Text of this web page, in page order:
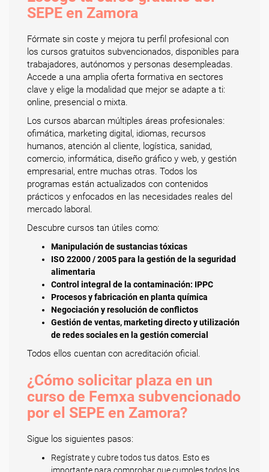
SEPE en Zamora
Fórmate sin coste y mejora tu perfil profesional con
los cursos gratuitos subvencionados, disponibles para
trabajadores, autónomos y personas desempleadas.
Accede a una amplia oferta formativa en sectores
clave y elige la modalidad que mejor se adapte a ti:
online, presencial o mixta.
Los cursos abarcan múltiples áreas profesionales:
ofimática, marketing digital, idiomas, recursos
humanos, atención al cliente, logística, sanidad,
comercio, informática, diseño gráfico y web, y gestión
empresarial, entre muchas otras. Todos los
programas están actualizados con contenidos
prácticos y enfocados en las necesidades reales del
mercado laboral.
Descubre cursos tan útiles como:
Manipulación de sustancias tóxicas
ISO 22000 / 2005 para la gestión de la seguridad
alimentaria
Control integral de la contaminación: IPPC
Procesos y fabricación en planta química
Negociación y resolución de conflictos
Gestión de ventas, marketing directo y utilización
de redes sociales en la gestión comercial
Todos ellos cuentan con acreditación oficial.
¿Cómo solicitar plaza en un
curso de Femxa subvencionado
por el SEPE en Zamora?
Sigue los siguientes pasos:
Regístrate y cubre todos tus datos. Esto es